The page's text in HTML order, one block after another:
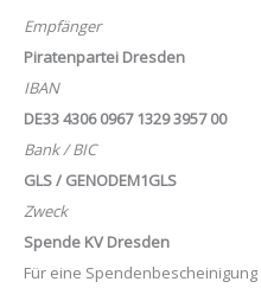
Empfänger
Piratenpartei Dresden
IBAN
DE33 4306 0967 1329 3957 00
Bank / BIC
GLS / GENODEM1GLS
Zweck
Spende KV Dresden
Für eine Spendenbescheinigung